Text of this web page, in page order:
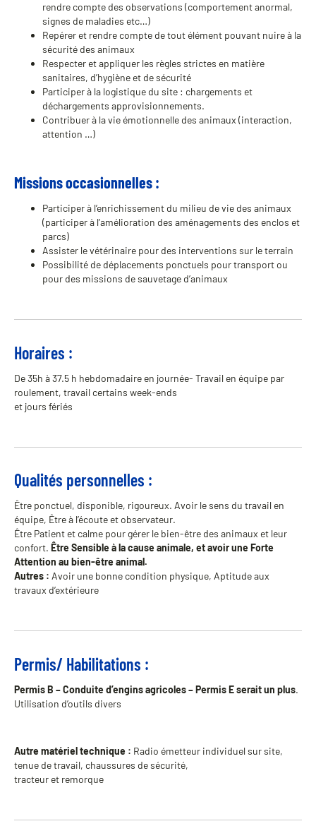
rendre compte des observations (comportement anormal,
signes de maladies etc…)
Repérer et rendre compte de tout élément pouvant nuire à la
sécurité des animaux
Respecter et appliquer les règles strictes en matière
sanitaires, d’hygiène et de sécurité
Participer à la logistique du site : chargements et
déchargements approvisionnements.
Contribuer à la vie émotionnelle des animaux (interaction,
attention …)
Missions occasionnelles :
Participer à l’enrichissement du milieu de vie des animaux
(participer à l’amélioration des aménagements des enclos et
parcs)
Assister le vétérinaire pour des interventions sur le terrain
Possibilité de déplacements ponctuels pour transport ou
pour des missions de sauvetage d’animaux
Horaires :
De 35h à 37.5 h hebdomadaire en journée- Travail en équipe par
roulement, travail certains week-ends
et jours fériés
Qualités personnelles :
Être ponctuel, disponible, rigoureux. Avoir le sens du travail en
équipe, Être à l’écoute et observateur.
Être Patient et calme pour gérer le bien-être des animaux et leur
confort. Être Sensible à la cause animale, et avoir une Forte
Attention au bien-être animal.
Autres : Avoir une bonne condition physique, Aptitude aux
travaux d’extérieure
Permis/ Habilitations :
Permis B – Conduite d’engins agricoles – Permis E serait un plus.
Utilisation d’outils divers
Autre matériel technique : Radio émetteur individuel sur site,
tenue de travail, chaussures de sécurité,
tracteur et remorque